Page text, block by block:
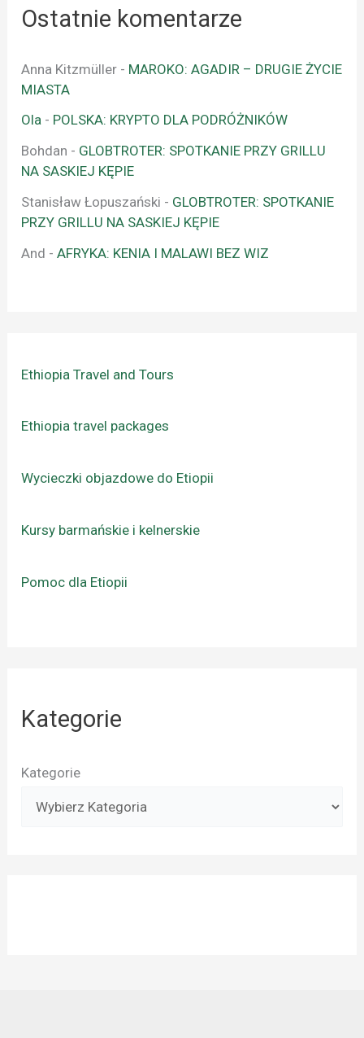
Ostatnie komentarze
Anna Kitzmüller - MAROKO: AGADIR – DRUGIE ŻYCIE
MIASTA
Ola - POLSKA: KRYPTO DLA PODRÓŻNIKÓW
Bohdan - GLOBTROTER: SPOTKANIE PRZY GRILLU
NA SASKIEJ KĘPIE
Stanisław Łopuszański - GLOBTROTER: SPOTKANIE
PRZY GRILLU NA SASKIEJ KĘPIE
And -AFRYKA: KENIA I MALAWI BEZ WIZ
Ethiopia Travel and Tours
Ethiopia travel packages
Wycieczki objazdowe do Etiopii
Kursy barmańskie i kelnerskie
Pomoc dla Etiopii
Kategorie
Kategorie